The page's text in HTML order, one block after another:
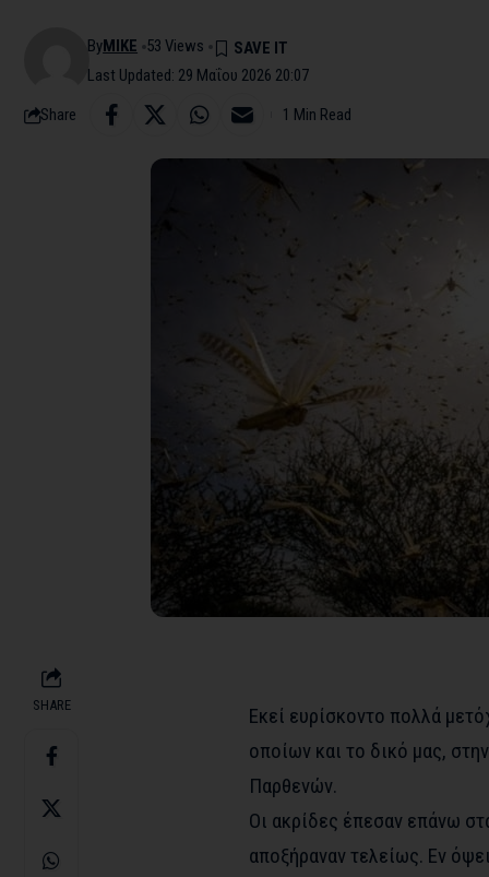
Last Updated: 29 Μαΐου 2026 20:07
ByMIKE 53 Views
Share 1 Min Read
SHARE
Εκεί ευρίσκοντο πολλά
οποίων και το δικό μας,
Παρθενών.
Οι ακρίδες έπεσαν επάνω
αποξήραναν τελείως. Εν